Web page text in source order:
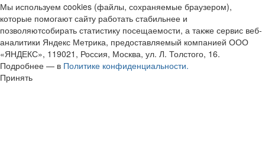
Мы используем cookies (файлы, сохраняемые браузером),
которые помогают сайту работать стабильнее и
позволяютсобирать статистику посещаемости, а также сервис веб-
аналитики Яндекс Метрика, предоставляемый компанией ООО
«ЯНДЕКС», 119021, Россия, Москва, ул. Л. Толстого, 16.
Подробнее — в Политике конфиденциальности.
Принять